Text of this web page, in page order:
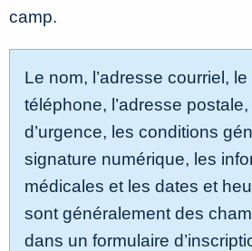
camp.
Le nom, l’adresse courriel,
téléphone, l’adresse
d’urgence, les conditions
signature numérique, les
médicales et les dates et
sont généralement des
dans un formulaire